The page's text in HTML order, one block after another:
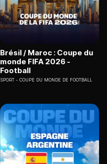
Brésil / Maroc : Coupe du
monde FIFA 2026 -
Football
SPORT COUPE DU MONDE DE FOOTBALL